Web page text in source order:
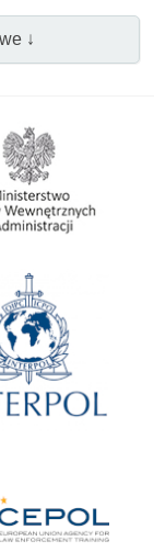
↓